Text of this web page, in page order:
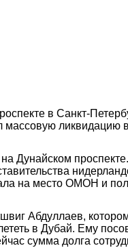
в Санкт-
ликвидацию
Дунайском
на место ОМОН и
Абдуллаев,
в Дубай. Ему
сумма долга